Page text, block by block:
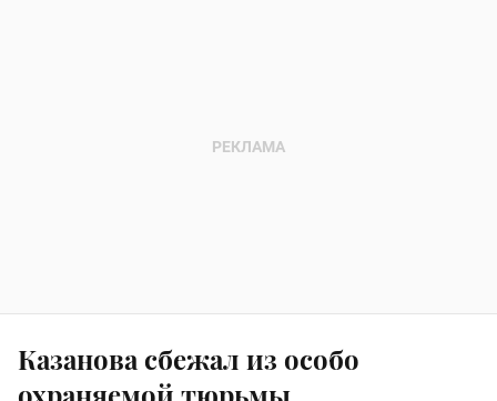
Казанова сбежал из особо